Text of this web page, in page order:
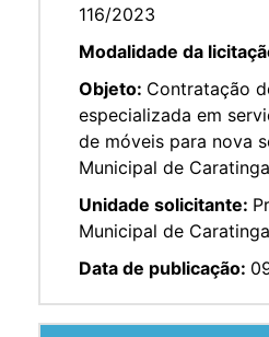
116/2023
Modalidade da
Objeto: Contratação
especializada em
de móveis para nova
Municipal de
Unidade solicitante:
Municipal de Caratinga
Data de publicação: